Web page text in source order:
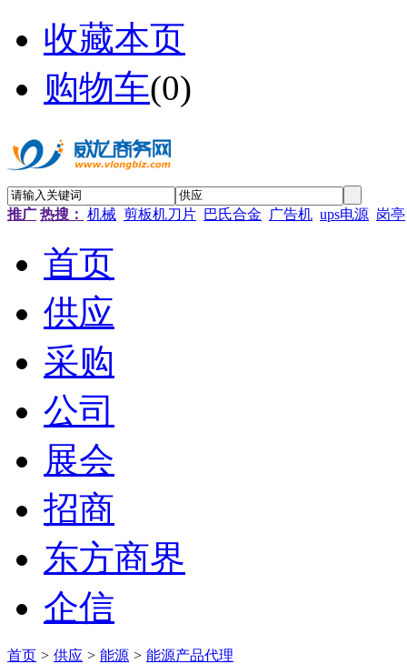
收藏本页
购物车(0)
推广 热搜： 机械 剪板机刀片 巴氏合金 广告机 ups电源 岗亭
首页
供应
采购
公司
展会
招商
东方商界
企信
首页 > 供应 > 能源 > 能源产品代理